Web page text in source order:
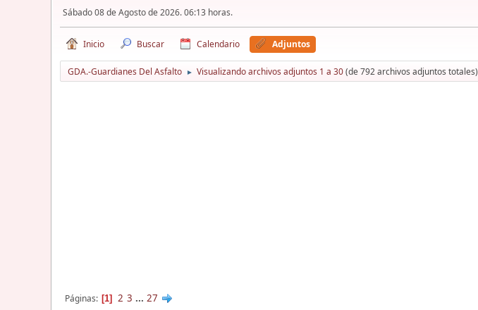
Sábado 08 de Agosto de 2026. 06:13 horas.
Inicio Buscar Calendario Adjuntos
GDA.-Guardianes Del Asfalto ► Visualizando archivos adjuntos 1 a 30(de 792 archivos adjuntos totales)
Páginas 1 2 3 ... 27